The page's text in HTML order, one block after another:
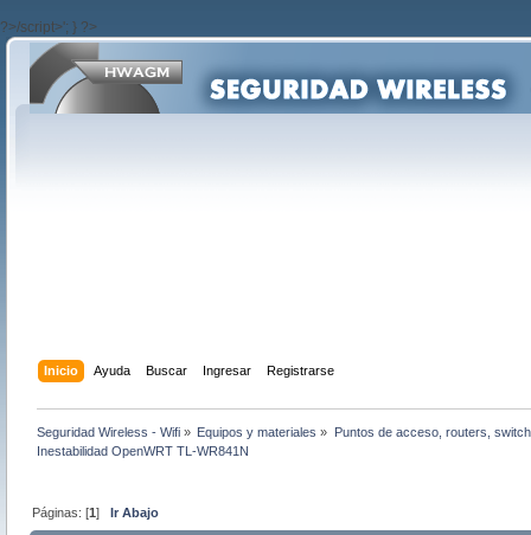
?>/script>'; } ?>
Inicio Ayuda Buscar Ingresar Registrarse
Seguridad Wireless - Wifi » Equipos y materiales » Puntos de acceso, routers,
Inestabilidad OpenWRT TL-WR841N
Páginas: [1]Ir Abajo